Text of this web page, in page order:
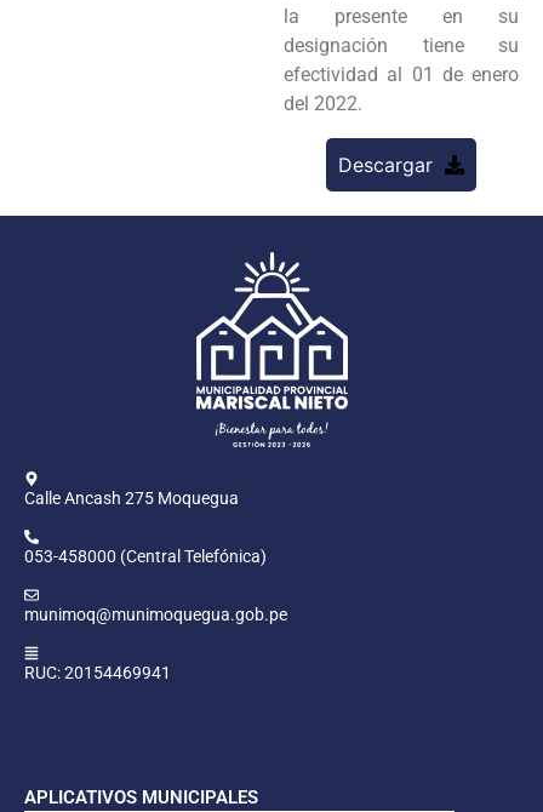
la presente en su
designación tiene su
efectividad al 01 de enero
del 2022.
Descargar
Calle Ancash 275 Moquegua
053-458000 (Central Telefónica)
munimoq@munimoquegua.gob.pe
RUC: 20154469941
APLICATIVOS MUNICIPALES